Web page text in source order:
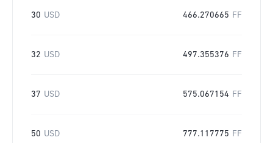
30 USD 466.270665 FF
32 USD 497.355376 FF
37 USD 575.067154 FF
50 USD 777.117775 FF